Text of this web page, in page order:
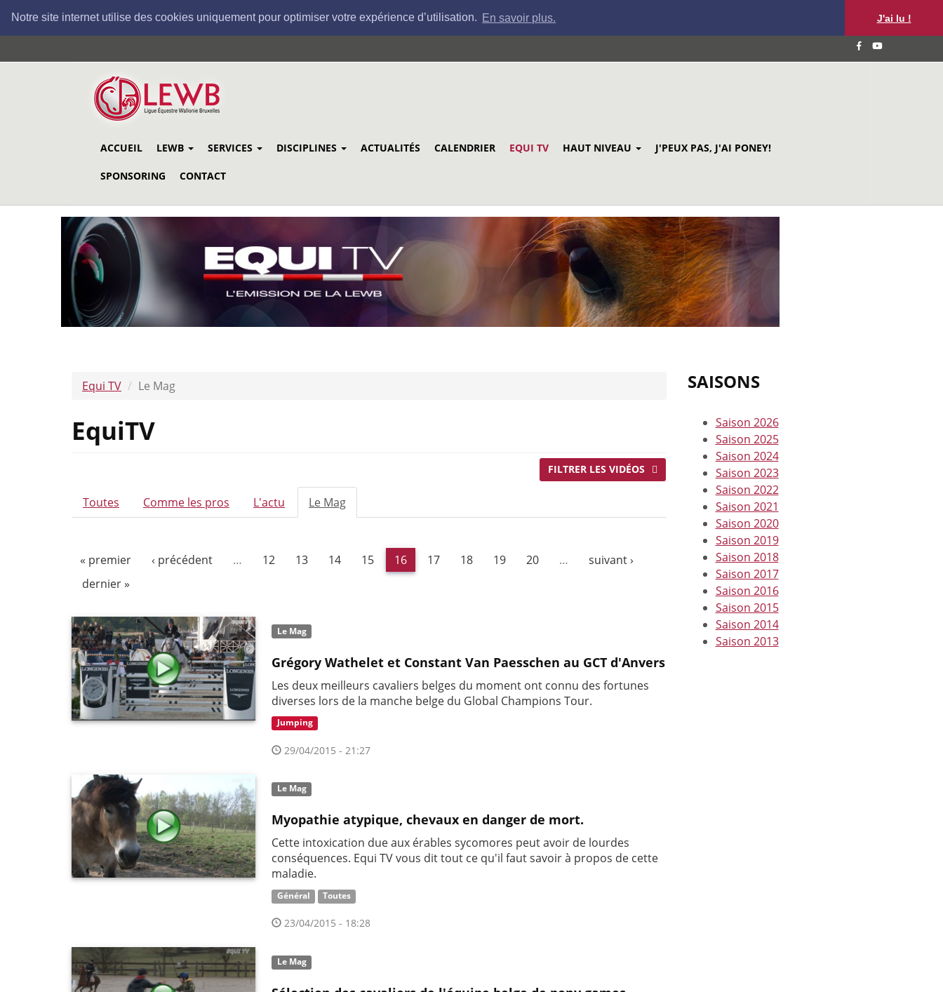
Notre site internet utilise des cookies uniquement pour optimiser votre expérience d’utilisation. En savoir plus. J'ai lu !
au
ACCUEIL LEWB SERVICES DISCIPLINES ACTUALITÉS CALENDRIER EQUI TV HAUT NIVEAU J'PEUX PAS, J'AI PONEY!
SPONSORING CONTACT
Equi TV Le Mag
EquiTV
ONGLETS
PRINCIPAUX
Toutes Comme les pros L'actu Le Mag
actif)
FILTRER LES VIDÉOS
« premier ‹ précédent … 12 13 14 15 16 17 18 19 20 …
suivant ›
dernier »
Le Mag
Grégory Wathelet et Constant Van Paesschen au GCT d'Anvers
Les deux meilleurs cavaliers belges du moment ont connu des fortunes
diverses lors de la manche belge du Global Champions Tour.
Jumping
29/04/2015 - 21:27
Le Mag
Myopathie atypique, chevaux en danger de mort.
Cette intoxication due aux érables sycomores peut avoir de lourdes
conséquences. Equi TV vous dit tout ce qu'il faut savoir à propos de cette
maladie.
Général Toutes
23/04/2015 - 18:28
Le Mag
SAISONS
Saison 2026
Saison 2025
Saison 2024
Saison 2023
Saison 2022
Saison 2021
Saison 2020
Saison 2019
Saison 2018
Saison 2017
Saison 2016
Saison 2015
Saison 2014
Saison 2013